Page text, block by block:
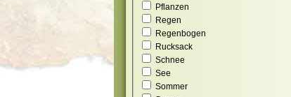
Pflanzen
Regen
Regenbogen
Rucksack
Schnee
See
Sommer